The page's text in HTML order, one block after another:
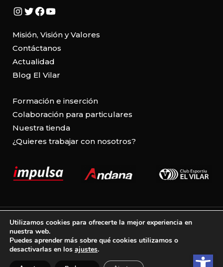
Abrir
Instagram
Twitter
Facebook
YouTube
Misión, Visión y Valores
Contáctanos
Actualidad
Blog El Vilar
Formación e inserción
Colaboración para particulares
Nuestra tienda
¿Quieres trabajar con nosotros?
Política de cookies
Política de privacidad
Utilizamos cookies para ofrecerte la mejor experiencia en
nuestra web.
Puedes aprender más sobre qué cookies utilizamos o
desactivarlas en los ajustes.